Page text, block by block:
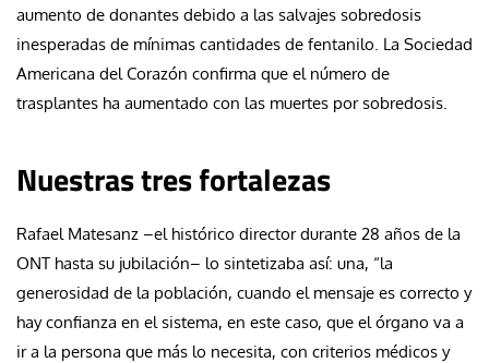
aumento de donantes debido a las salvajes sobredosis
inesperadas de mínimas cantidades de fentanilo. La Sociedad
Americana del Corazón confirma que el número de
trasplantes ha aumentado con las muertes por sobredosis.
Nuestras tres fortalezas
Rafael Matesanz –el histórico director durante 28 años de la
ONT hasta su jubilación– lo sintetizaba así: una, “la
generosidad de la población, cuando el mensaje es correcto y
hay confianza en el sistema, en este caso, que el órgano va a
ir a la persona que más lo necesita, con criterios médicos y